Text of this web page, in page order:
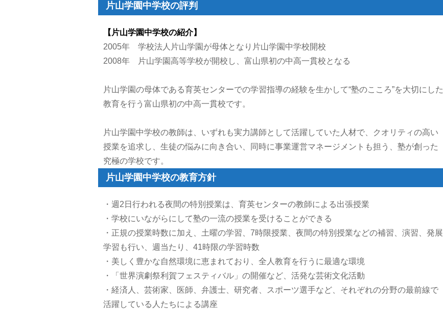
片山学園中学校の評判
【片山学園中学校の紹介】
2005年 学校法人片山学園が母体となり片山学園中学校開校
2008年 片山学園高等学校が開校し、富山県初の中高一貫校となる
片山学園の母体である育英センターでの学習指導の経験を生かして“塾のこころ”を大切にした
教育を行う富山県初の中高一貫校です。
片山学園中学校の教師は、いずれも実力講師として活躍していた人材で、クオリティの高い
授業を追求し、生徒の悩みに向き合い、同時に事業運営マネージメントも担う、塾が創った
究極の学校です。
片山学園中学校の教育方針
・週2日行われる夜間の特別授業は、育英センターの教師による出張授業
・学校にいながらにして塾の一流の授業を受けることができる
・正規の授業時数に加え、土曜の学習、7時限授業、夜間の特別授業などの補習、演習、発展
学習も行い、週当たり、41時限の学習時数
・美しく豊かな自然環境に恵まれており、全人教育を行うに最適な環境
・「世界演劇祭利賀フェスティバル」の開催など、活発な芸術文化活動
・経済人、芸術家、医師、弁護士、研究者、スポーツ選手など、それぞれの分野の最前線で
活躍している人たちによる講座